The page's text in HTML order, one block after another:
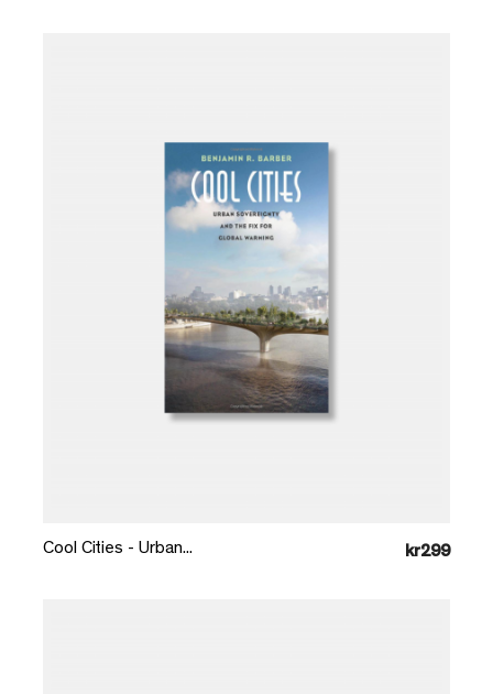
Cool Cities - Urban... kr299